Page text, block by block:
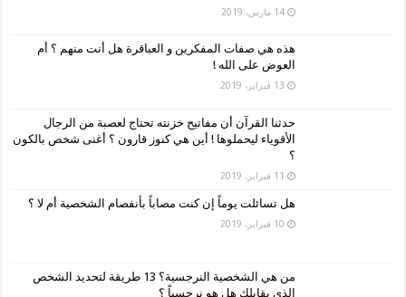
14 مارس، 2019
هذه هي صفات المفكرين و العباقرة هل أنت منهم ؟ أم
العوض على الله !
13 فبراير، 2019
حدثنا القرآن أن مفاتيح خزنته تحتاج لعصبة من الرجال
الأقوياء ليحملوها ! أين هي كنوز قارون ؟ أغنى شخص بالكون
؟
11 فبراير، 2019
هل تسائلت يوماً إن كنت مصاباً بأنفصام الشخصية أم لا ؟
10 فبراير، 2019
من هي الشخصية النرجسية؟ 13 طريقة لتحديد الشخص
الذي يقابلك هل هو نرجسياً ؟